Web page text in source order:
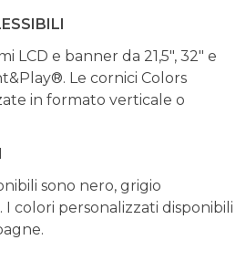
LCD e banner da 21,5", 32" e
Le cornici Colors
in formato verticale o
sono nero, grigio
colori personalizzati disponibili